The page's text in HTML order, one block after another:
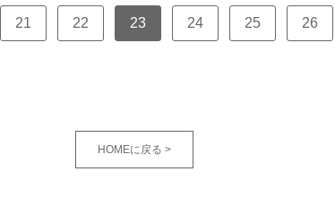
21 22 23 24 25 26
HOMEに戻る